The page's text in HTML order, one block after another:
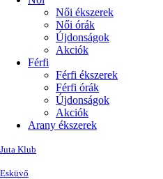
Női ékszerek
Női órák
Újdonságok
Akciók
Férfi
Férfi ékszerek
Férfi órák
Újdonságok
Akciók
Arany ékszerek
Juta Klub
Esküvő